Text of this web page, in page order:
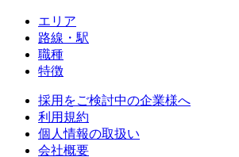
エリア
路線・駅
職種
特徴
採用をご検討中の企業様へ
利用規約
個人情報の取扱い
会社概要